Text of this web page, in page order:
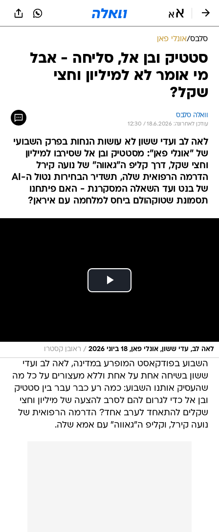
סלבס/אונלי פאן
סטטיק ובן אל, סליחה - אבל
מי אומר לא למיליון וחצי
שקל?
וואלה סלבס
עודכן לאחרונה: 18.6.2026 / 12:30
לאה לב ועדי ששון לא עושות הנחות בפרק השבועי
של "אונלי פאן": מסטטיק ובן אל שסירבו למיליון
וחצי שקל, דרך קליפ ה"גאווה" של נועה קירל
הדרמה הרפואית שלה, תשדיר הבחירות נטול ה-AI
של בנט ועד השאלה המסקרנת - האם פיתחנו
תסמונת שטוקהולם ביחס למלחמה עם איראן?
לאה לב, עדי ששון, אונלי פאן, 18 ביוני 2026 / ראובן קסטרו
השבוע בפודקאסט המופרע במדינה, לאה לב ועדי
ששון בשיחה אחת על אחת וללא מעצורים על כל מה
שהעסיק אותנו השבוע: כמה רע כבר עבר בין סטטיק
ובן אל כדי לגרום להם לסרב להצעה של מיליון וחצי
שקלים להתאחד לערב אחד? הדרמה הרפואית של
נועה קירל, וקליפ ה"גאווה" עם אמא שלה.